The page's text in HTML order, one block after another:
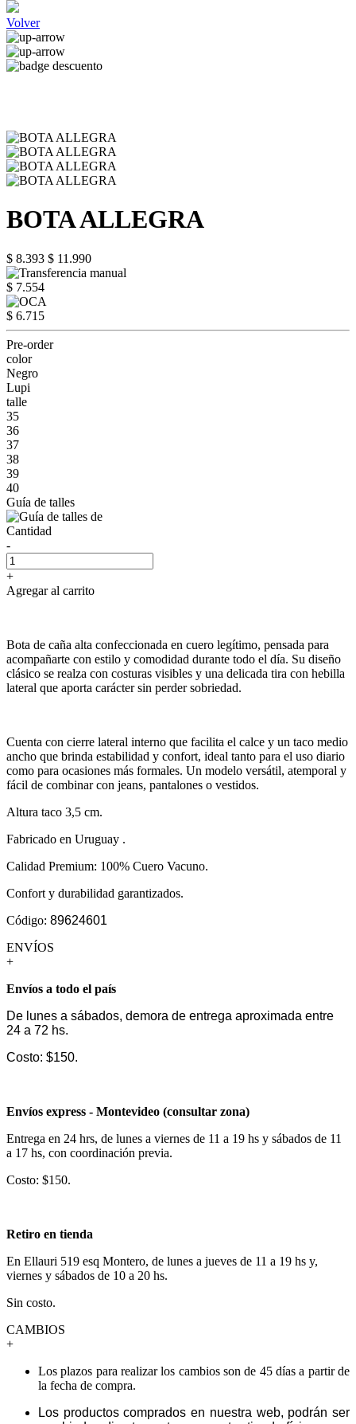
Volver
BOTA ALLEGRA
$ 8.393 $ 11.990
$ 7.554
$ 6.715
Pre-order
color
Negro
Lupi
talle
35
36
37
38
39
40
Guía de talles
Cantidad
-
+
Agregar al carrito
Bota de caña alta confeccionada en cuero legítimo, pensada para
acompañarte con estilo y comodidad durante todo el día. Su diseño
clásico se realza con costuras visibles y una delicada tira con hebilla
lateral que aporta carácter sin perder sobriedad.
Cuenta con cierre lateral interno que facilita el calce y un taco medio
ancho que brinda estabilidad y confort, ideal tanto para el uso diario
como para ocasiones más formales. Un modelo versátil, atemporal y
fácil de combinar con jeans, pantalones o vestidos.
Altura taco 3,5 cm.
Fabricado en Uruguay .
Calidad Premium: 100% Cuero Vacuno.
Confort y durabilidad garantizados.
Código: 89624601
ENVÍOS
+
Envíos a todo el país
De lunes a sábados, demora de entrega aproximada entre
24 a 72 hs.
Costo: $150.
Envíos express - Montevideo (consultar zona)
Entrega en 24 hrs, de lunes a viernes de 11 a 19 hs y sábados de 11
a 17 hs, con coordinación previa.
Costo: $150.
Retiro en tienda
En Ellauri 519 esq Montero, de lunes a jueves de 11 a 19 hs y,
viernes y sábados de 10 a 20 hs.
Sin costo.
CAMBIOS
+
Los plazos para realizar los cambios son de 45 días a partir de
la fecha de compra.
Los productos comprados en nuestra web, podrán ser